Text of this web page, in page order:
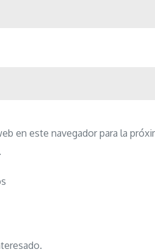
en este navegador para la
.